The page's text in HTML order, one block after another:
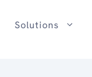
Solutions